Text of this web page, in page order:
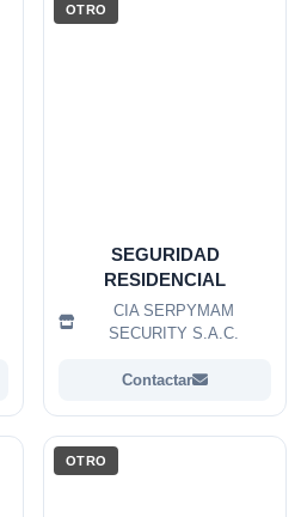
OTRO
SEGURIDAD
RESIDENCIAL
CIA SERPYMAM
SECURITY S.A.C.
Contactar
OTRO